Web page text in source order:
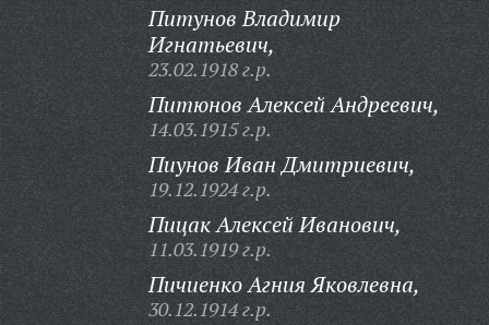
Питунов Владимир
Игнатьевич,
23.02.1918 г.р.
Питюнов Алексей Андреевич,
14.03.1915 г.р.
Пиунов Иван Дмитриевич,
19.12.1924 г.р.
Пицак Алексей Иванович,
11.03.1919 г.р.
Пичиенко Агния Яковлевна,
30.12.1914 г.р.